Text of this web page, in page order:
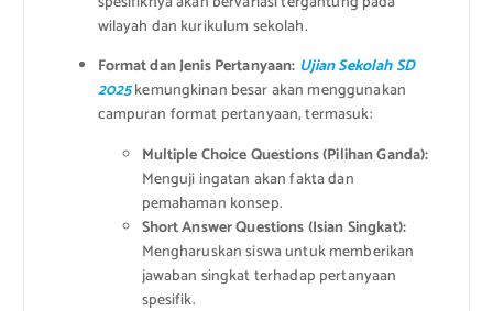
wilayah dan kurikulum sekolah.
Format dan Jenis Pertanyaan: Ujian Sekolah SD
2025kemungkinan besar akan menggunakan
campuran format pertanyaan, termasuk:
Multiple Choice Questions (Pilihan Ganda):
Menguji ingatan akan fakta dan
pemahaman konsep.
Short Answer Questions (Isian Singkat):
Mengharuskan siswa untuk memberikan
jawaban singkat terhadap pertanyaan
spesifik.